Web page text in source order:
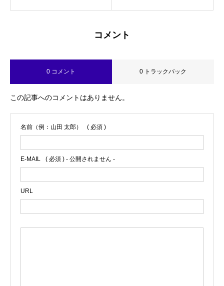
コメント
0 コメント 0 トラックバック
この記事へのコメントはありません。
名前（例：山田 太郎） ( 必須 )
E-MAIL ( 必須 ) - 公開されません -
URL